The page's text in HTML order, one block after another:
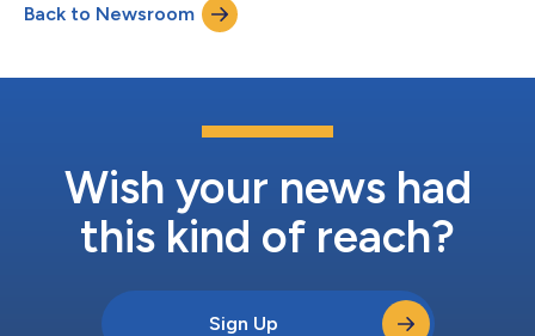
Back to Newsroom
Wish your news had
this kind of reach?
Sign Up